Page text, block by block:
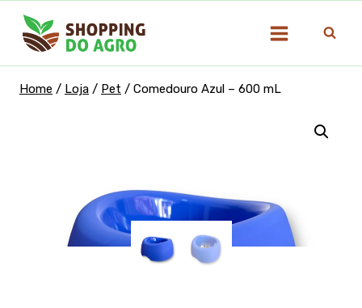
para
Home / Loja / Pet / Comedouro Azul – 600 mL